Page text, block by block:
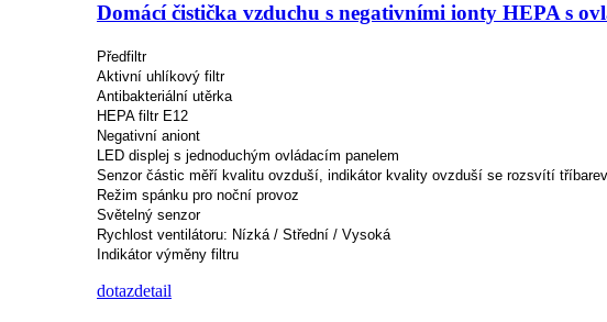
Domácí čistička vzduchu s negativními ionty HEPA s
Předfiltr
Aktivní uhlíkový filtr
Antibakteriální utěrka
HEPA filtr E12
Negativní aniont
LED displej s jednoduchým ovládacím panelem
Senzor částic měří kvalitu ovzduší, indikátor kvality ovzduší se rozsvítí
Režim spánku pro noční provoz
Světelný senzor
Rychlost ventilátoru: Nízká / Střední / Vysoká
Indikátor výměny filtru
dotazdetail